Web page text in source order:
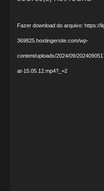
Fazer download do arquivo: https://
369825.hostingersite.com/wp-
content/uploads/2024/09/
at-15.05.12.mp4?_=2